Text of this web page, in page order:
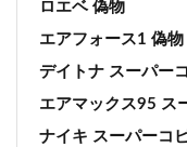
ロエベ 偽物
エアフォース1 偽物
デイトナ スーパー
エアマックス95 ス
ナイキ スーパーコ